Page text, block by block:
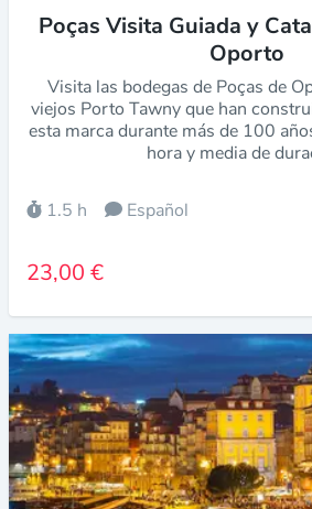
Poças Visita Guiada y
Oporto
Visita las bodegas de Poças de
viejos Porto Tawny que han
esta marca durante más de 100
hora y media de
1.5 h Español
23,00 €